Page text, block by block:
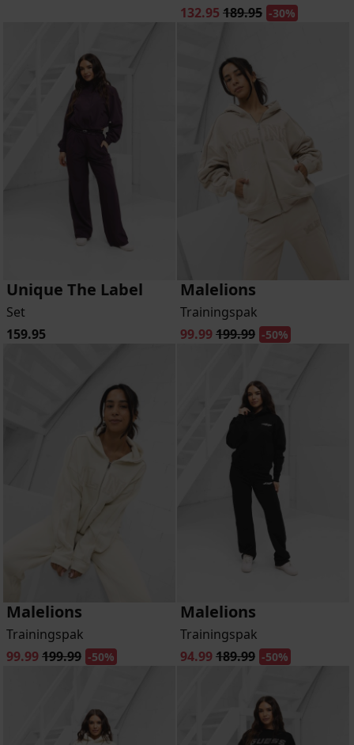
132.95 189.95 -30%
Unique The Label
Set
159.95
Malelions
Trainingspak
99.99199.99 -50%
Malelions
Trainingspak
99.99199.99 -50%
Malelions
Trainingspak
94.99189.99 -50%